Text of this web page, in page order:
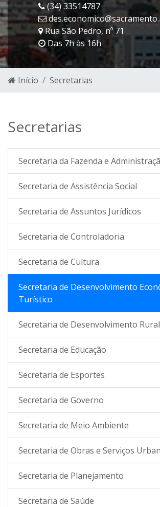
(34) 33514787
Rua São Pedro, nº 71
Das 7h às 16h
Início Secretarias
Secretarias
Secretaria da Fazenda e
Secretaria de Assistência Social
Secretaria de Assuntos Jurídicos
Secretaria de Controladoria
Secretaria de Cultura
Secretaria de Desenvolvimento
Turístico
Secretaria de Desenvolvimento Rural
Secretaria de Educação
Secretaria de Esportes
Secretaria de Governo
Secretaria de Meio Ambiente
Secretaria de Obras e Serviços
Secretaria de Planejamento
Secretaria de Saúde